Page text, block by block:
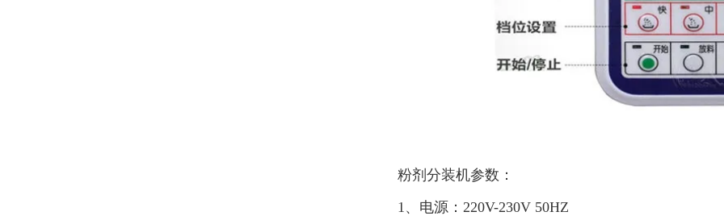
粉剂分装机参数：
1、电源：220V-230V 50HZ